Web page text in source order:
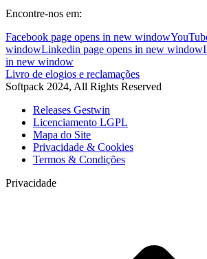
Encontre-nos em:
Facebook page opens in new window
windowLinkedin page opens in new window
in new window
Livro de elogios e reclamações
Softpack 2024, All Rights Reserved
Releases Gestwin
Licenciamento LGPL
Mapa do Site
Privacidade & Cookies
Termos & Condições
Privacidade